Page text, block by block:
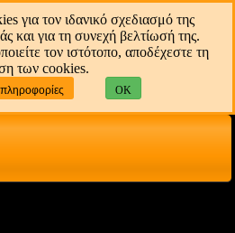
για τον ιδανικό σχεδιασμό της
και για τη συνεχή βελτίωσή της.
τον ιστότοπο, αποδέχεστε τη
των cookies.
OK